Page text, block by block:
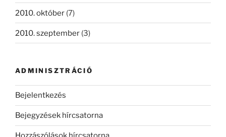
2010. október (7)
2010. szeptember (3)
ADMINISZTRÁCIÓ
Bejelentkezés
Bejegyzések hírcsatorna